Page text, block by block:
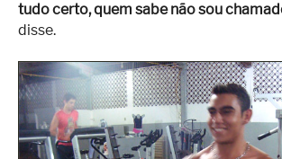
tudo certo, quem sabe não sou
disse.